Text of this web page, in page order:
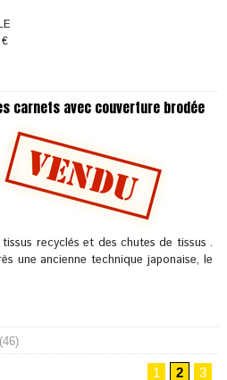
carnets avec couverture brodée
recyclés et des chutes de tissus .
une ancienne technique japonaise, le
1 2 3